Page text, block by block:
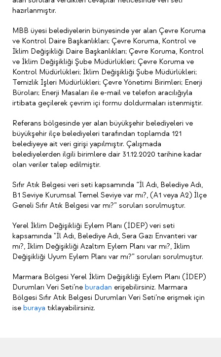
hazırlanmıştır.
MBB üyesi belediyelerin bünyesinde yer alan Çevre Koruma
ve Kontrol Daire Başkanlıkları; Çevre Koruma, Kontrol ve
İklim Değişikliği Daire Başkanlıkları; Çevre Koruma, Kontrol
ve İklim Değişikliği Şube Müdürlükleri; Çevre Koruma ve
Kontrol Müdürlükleri; İklim Değişikliği Şube Müdürlükleri;
Temizlik İşleri Müdürlükleri; Çevre Yönetimi Birimleri; Enerji
Büroları; Enerji Masaları ile e-mail ve telefon aracılığıyla
irtibata geçilerek çevrim içi formu doldurmaları istenmiştir.
Referans bölgesinde yer alan büyükşehir belediyeleri ve
büyükşehir ilçe belediyeleri tarafından toplamda 121
belediyeye ait veri girişi yapılmıştır. Çalışmada
belediyelerden ilgili birimlere dair 31.12.2020 tarihine kadar
olan veriler talep edilmiştir.
Sıfır Atık Belgesi veri seti kapsamında “İl Adı, Belediye Adı,
B1 Seviye Kurumsal Temel Seviye var mı?, (A1 veya A2) İlçe
Geneli Sıfır Atık Belgesi var mı?” soruları sorulmuştur.
Yerel İklim Değişikliği Eylem Planı (İDEP) veri seti
kapsamında "İl Adı, Belediye Adı, Sera Gazı Envanteri var
mı?, İklim Değişikliği Azaltım Eylem Planı var mı?, İklim
Değişikliği Uyum Eylem Planı var mı?” soruları sorulmuştur.
Marmara Bölgesi Yerel İklim Değişikliği Eylem Planı (İDEP)
Durumları Veri Seti’ne buradan erişebilirsiniz. Marmara
Bölgesi Sıfır Atık Belgesi Durumları Veri Seti’ne erişmek için
ise buraya tıklayabilirsiniz.